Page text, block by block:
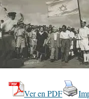
Ver en PDF